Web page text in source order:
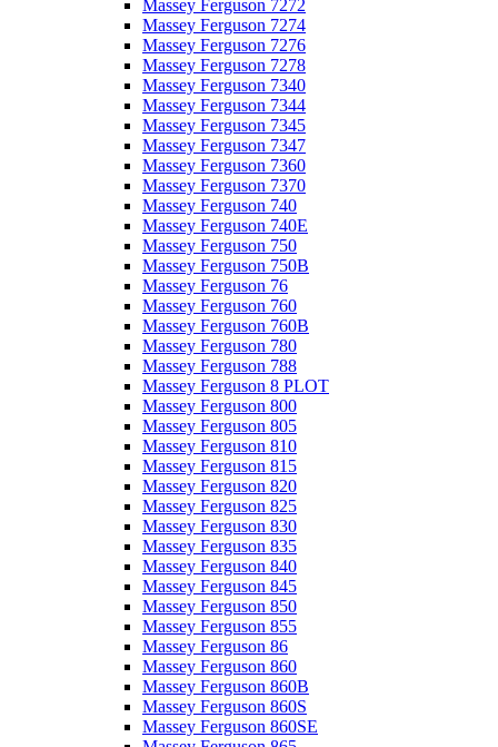
Massey Ferguson 7272
Massey Ferguson 7274
Massey Ferguson 7276
Massey Ferguson 7278
Massey Ferguson 7340
Massey Ferguson 7344
Massey Ferguson 7345
Massey Ferguson 7347
Massey Ferguson 7360
Massey Ferguson 7370
Massey Ferguson 740
Massey Ferguson 740E
Massey Ferguson 750
Massey Ferguson 750B
Massey Ferguson 76
Massey Ferguson 760
Massey Ferguson 760B
Massey Ferguson 780
Massey Ferguson 788
Massey Ferguson 8 PLOT
Massey Ferguson 800
Massey Ferguson 805
Massey Ferguson 810
Massey Ferguson 815
Massey Ferguson 820
Massey Ferguson 825
Massey Ferguson 830
Massey Ferguson 835
Massey Ferguson 840
Massey Ferguson 845
Massey Ferguson 850
Massey Ferguson 855
Massey Ferguson 86
Massey Ferguson 860
Massey Ferguson 860B
Massey Ferguson 860S
Massey Ferguson 860SE